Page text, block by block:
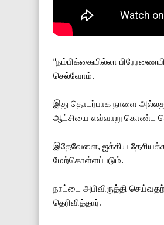
“நம்பிக்கையில்லா
செல்வோம்.
இது தொடர்பாக நாளை அல்லது
ஆட்சியை எவ்வாறு கொண்ட
இதேவேளை, ஐக்கிய
மேற்கொள்ளப்படும்.
நாட்டை அபிவிருத்தி
தெரிவித்தார்.